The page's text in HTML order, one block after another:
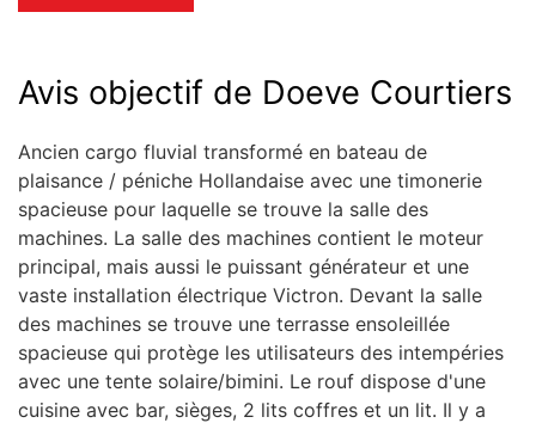
Avis objectif de Doeve Courtiers
Ancien cargo fluvial transformé en bateau de
plaisance / péniche Hollandaise avec une timonerie
spacieuse pour laquelle se trouve la salle des
machines. La salle des machines contient le moteur
principal, mais aussi le puissant générateur et une
vaste installation électrique Victron. Devant la salle
des machines se trouve une terrasse ensoleillée
spacieuse qui protège les utilisateurs des intempéries
avec une tente solaire/bimini. Le rouf dispose d'une
cuisine avec bar, sièges, 2 lits coffres et un lit. Il y a